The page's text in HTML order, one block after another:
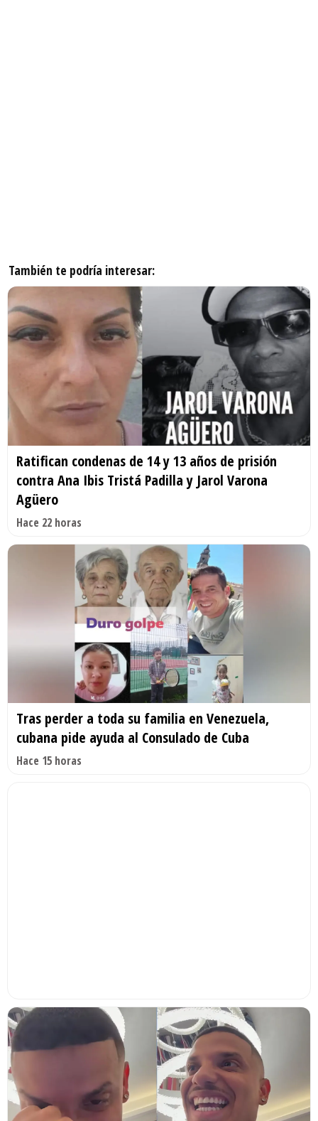
También te podría interesar:
Ratifican condenas de 14 y 13 años de prisión
contra Ana Ibis Tristá Padilla y Jarol Varona
Agüero
Hace 22 horas
Tras perder a toda su familia en Venezuela,
cubana pide ayuda al Consulado de Cuba
Hace 15 horas